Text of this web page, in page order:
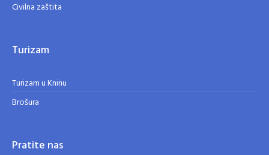
Civilna zaštita
Turizam
Turizam u Kninu
Brošura
Pratite nas